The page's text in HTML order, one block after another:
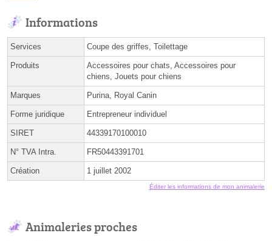
Informations
Services Coupe des griffes, Toilettage
Produits
Accessoires pour chats, Accessoires pour
chiens, Jouets pour chiens
Marques Purina, Royal Canin
Forme juridique Entrepreneur individuel
SIRET 44339170100010
N° TVA Intra. FR50443391701
Création 1 juillet 2002
Éditer les informations de mon animalerie
Animaleries proches